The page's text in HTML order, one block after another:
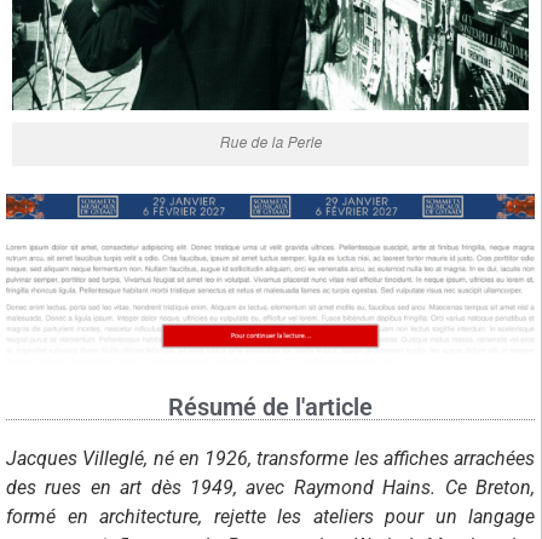
Rue de la Perle
Résumé de l'article
Jacques Villeglé, né en 1926, transforme les affiches arrachées
des rues en art dès 1949, avec Raymond Hains. Ce Breton,
formé en architecture, rejette les ateliers pour un langage